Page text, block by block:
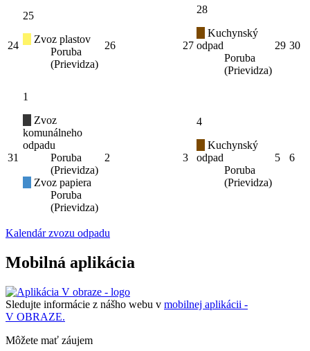
24
25
Zvoz plastov
Poruba
(Prievidza)
26 27
28
Kuchynský
odpad
Poruba
(Prievidza)
29 30
31
1
Zvoz
komunálneho
odpadu
Poruba
(Prievidza)
Zvoz papiera
Poruba
(Prievidza)
2 3
4
Kuchynský
odpad
Poruba
(Prievidza)
5 6
Kalendár zvozu odpadu
Mobilná aplikácia
Sledujte informácie z nášho webu v mobilnej aplikácii -
V OBRAZE.
Môžete mať záujem